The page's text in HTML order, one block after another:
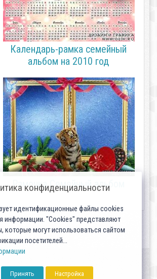
Календарь-рамка семейный
альбом на 2010 год
Рамочка Семейный альбом
конфиденциальности
идентификационные файлы cookies
информации. "Cookies" представляют
которые могут использоваться сайтом
посетителей...
Принять Настройка